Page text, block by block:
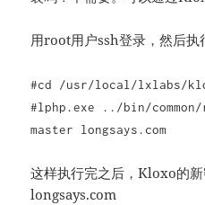
用root用户ssh登录，然后执
#cd /usr/local/lxlabs/
#lphp.exe ../bin/common/
master longsays.com
这样执行完之后，Kloxo的
longsays.com